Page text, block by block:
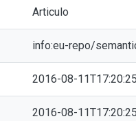
Articulo
info:eu-repo/
2016-08-
2016-08-